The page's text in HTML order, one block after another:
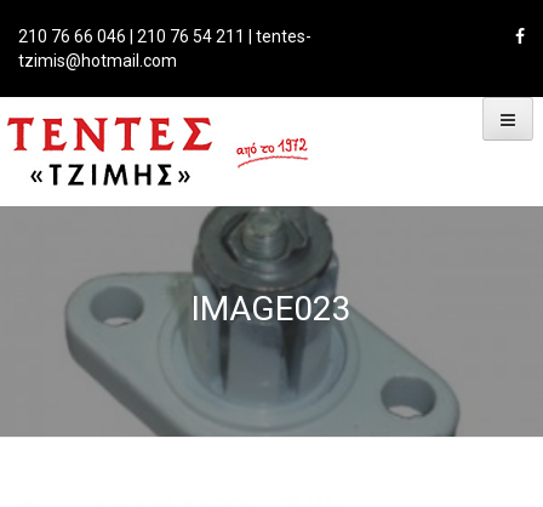
content
210 76 66 046 | 210 76 54 211 | tentes-
tzimis@hotmail.com
IMAGE023